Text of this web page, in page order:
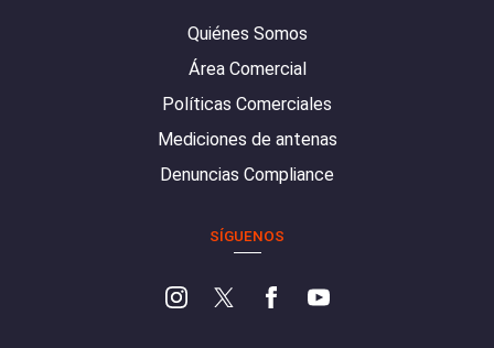
Quiénes Somos
Área Comercial
Políticas Comerciales
Mediciones de antenas
Denuncias Compliance
SÍGUENOS